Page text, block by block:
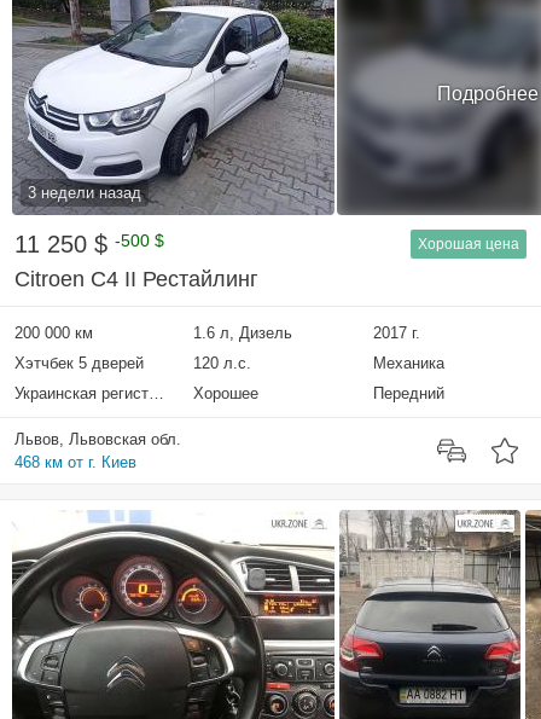
3 недели назад
Подробнее
11 250 $ -500 $ Хорошая цена
Citroen C4 II Рестайлинг
200 000 км 1.6 л, Дизель
2017 г.
Хэтчбек 5 дверей
120 л.с.
Механика
Украинская регистрация
Хорошее Передний
Львов, Львовская обл.
468 км от г. Киев